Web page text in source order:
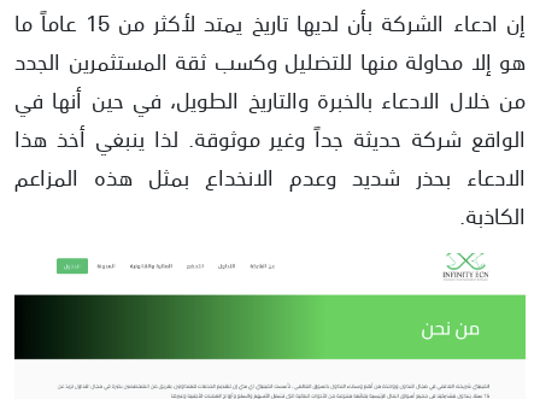
إن ادعاء الشركة بأن لديها تاريخ يمتد لأكثر من 15 عاماً ما
هو إلا محاولة منها للتضليل وكسب ثقة المستثمرين الجدد
من خلال الادعاء بالخبرة والتاريخ الطويل، في حين أنها في
الواقع شركة حديثة جداً وغير موثوقة. لذا ينبغي أخذ هذا
الادعاء بحذر شديد وعدم الانخداع بمثل هذه المزاعم
الكاذبة.